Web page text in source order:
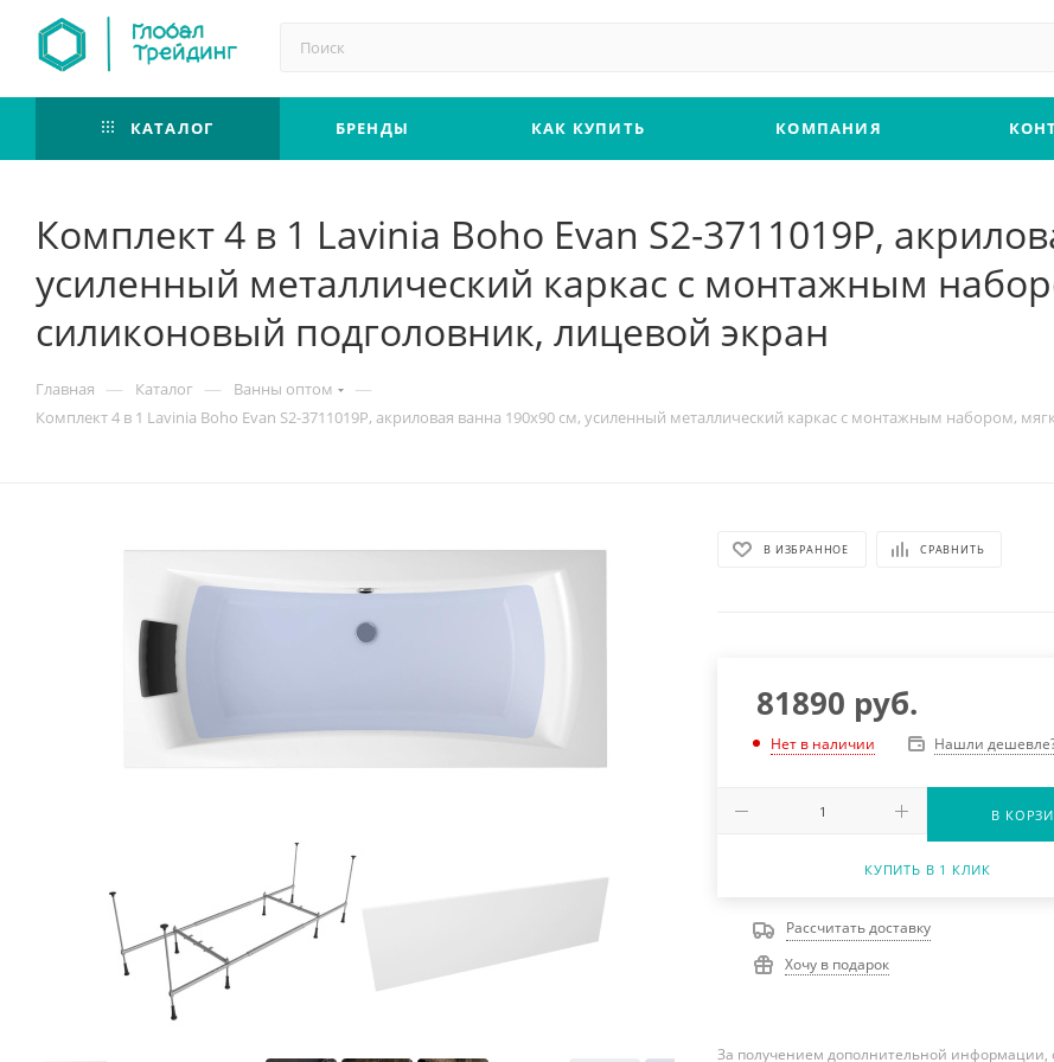
КАТАЛОГ БРЕНДЫ КАК КУПИТЬ КОМПАНИЯ
Комплект 4 в 1 Lavinia Boho Evan S2-3711019P,
усиленный металлический каркас с монтажным
силиконовый подголовник, лицевой экран
Главная — Каталог — Ванны оптом —
Комплект 4 в 1 Lavinia Boho Evan S2-3711019P, акриловая ванна 190x90 см, усиленный металлический каркас с монтажным набором,
В ИЗБРАННОЕ СРАВНИТЬ
81890 руб.
Нет в наличии Нашли
В
КУПИТЬ В 1 КЛИК
Рассчитать доставку
Хочу в подарок
За получением дополнительной